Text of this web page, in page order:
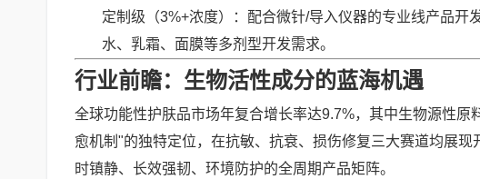
定制级（3%+浓度）：配合微针/导入仪器的专业线产品
水、乳霜、面膜等多剂型开发需求。
行业前瞻：生物活性成分的蓝海机遇
全球功能性护肤品市场年复合增长率达9.7%，其中生物源性
愈机制"的独特定位，在抗敏、抗衰、损伤修复三大赛道均展
时镇静、长效强韧、环境防护的全周期产品矩阵。